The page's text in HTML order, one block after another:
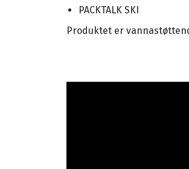
PACKTALK SKI
Produktet er